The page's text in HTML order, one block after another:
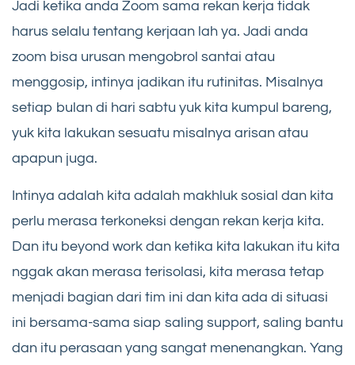
Jadi ketika anda Zoom sama rekan kerja tidak
harus selalu tentang kerjaan lah ya. Jadi anda
zoom bisa urusan mengobrol santai atau
menggosip, intinya jadikan itu rutinitas. Misalnya
setiap bulan di hari sabtu yuk kita kumpul bareng,
yuk kita lakukan sesuatu misalnya arisan atau
apapun juga.
Intinya adalah kita adalah makhluk sosial dan kita
perlu merasa terkoneksi dengan rekan kerja kita.
Dan itu beyond work dan ketika kita lakukan itu kita
nggak akan merasa terisolasi, kita merasa tetap
menjadi bagian dari tim ini dan kita ada di situasi
ini bersama-sama siap saling support, saling bantu
dan itu perasaan yang sangat menenangkan. Yang